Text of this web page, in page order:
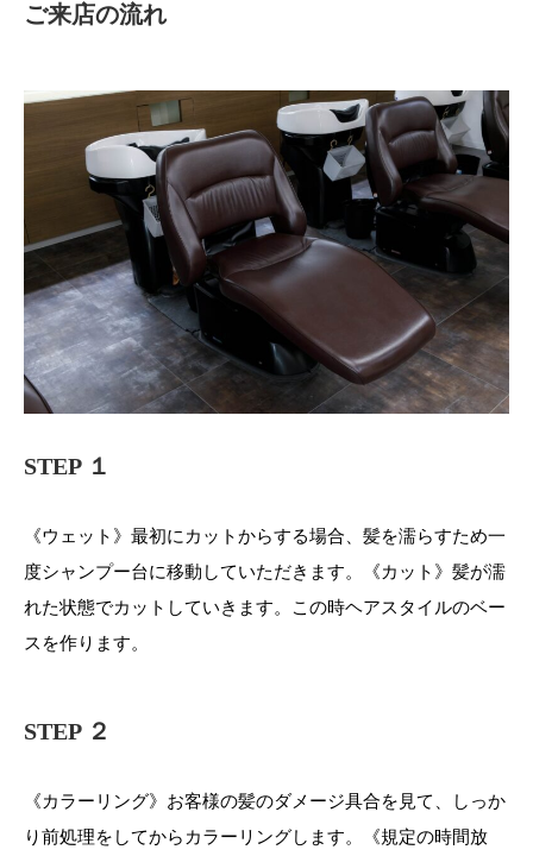
ご来店の流れ
STEP １
《ウェット》最初にカットからする場合、髪を濡らすため一
度シャンプー台に移動していただきます。《カット》髪が濡
れた状態でカットしていきます。この時ヘアスタイルのベー
スを作ります。
STEP ２
《カラーリング》お客様の髪のダメージ具合を見て、しっか
り前処理をしてからカラーリングします。《規定の時間放